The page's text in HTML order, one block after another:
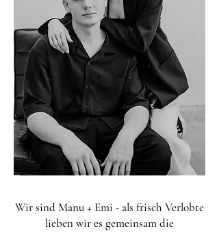
Wir sind Manu + Emi - als frisch Verlobte
lieben wir es gemeinsam die